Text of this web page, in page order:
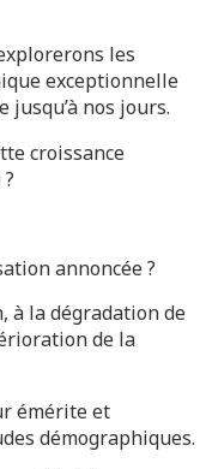
les
exceptionnelle
jusqu’à nos jours.
croissance
annoncée ?
à la dégradation de
de la
émérite et
démographiques.